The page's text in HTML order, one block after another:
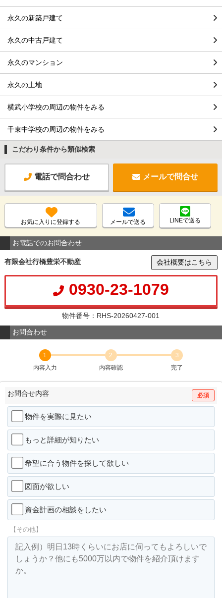
永久の新築戸建て
永久の中古戸建て
永久のマンション
永久の土地
横武小学校の周辺の物件をみる
千束中学校の周辺の物件をみる
こだわり条件から類似検索
電話で問合わせ メールで問合せ
お気に入りに登録する メールで送る LINEで送る
お電話でのお問合わせ
有限会社行橋豊栄不動産 会社概要はこちら
0930-23-1079
物件番号：RHS-20260427-001
お問合わせ
1
内容入力
2
内容確認
3
完了
お問合せ内容 必須
物件を実際に見たい
もっと詳細が知りたい
希望に合う物件を探して欲しい
図面が欲しい
資金計画の相談をしたい
【その他】